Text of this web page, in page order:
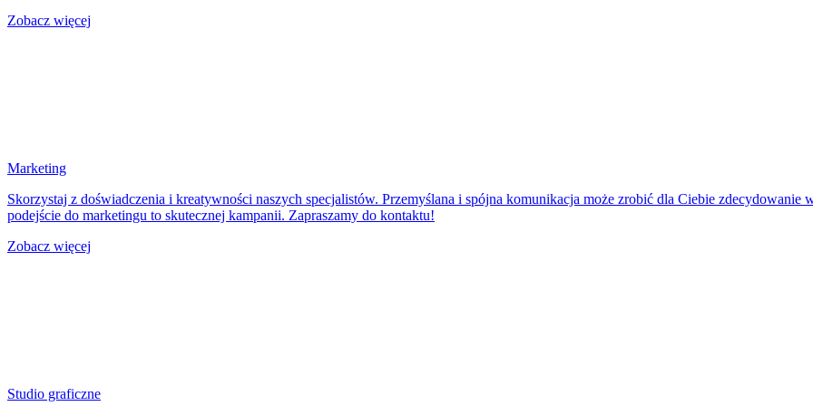
Zobacz więcej
Marketing
Skorzystaj z doświadczenia i kreatywności naszych specjalistów. Przemyślana i spójna komunikacja może zrobić dla Ciebie
podejście do marketingu to skutecznej kampanii. Zapraszamy do kontaktu!
Zobacz więcej
Studio graficzne